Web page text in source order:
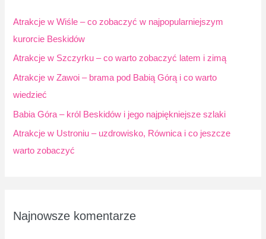
d
l
Atrakcje w Wiśle – co zobaczyć w najpopularniejszym
kurorcie Beskidów
Atrakcje w Szczyrku – co warto zobaczyć latem i zimą
Atrakcje w Zawoi – brama pod Babią Górą i co warto
wiedzieć
Babia Góra – król Beskidów i jego najpiękniejsze szlaki
Atrakcje w Ustroniu – uzdrowisko, Równica i co jeszcze
warto zobaczyć
Najnowsze komentarze